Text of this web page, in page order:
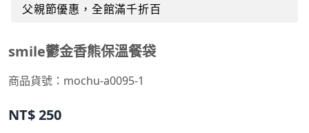
父親節優惠，全館滿千折百
smile鬱金香熊保溫餐袋
商品貨號： mochu-a0095-1
NT$250